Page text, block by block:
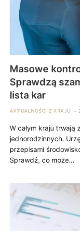
Masowe
Sprawdzą
lista kar
AKTUALNOŚCI Z KRAJU
W całym kraju trwają
jednorodzinnych.
przepisami
Sprawdź, co może…